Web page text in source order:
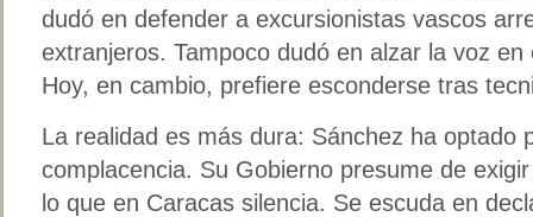
dudó en defender a excursionistas vascos
extranjeros. Tampoco dudó en alzar la voz
Hoy, en cambio, prefiere esconderse tras
La realidad es más dura: Sánchez ha optado
complacencia. Su Gobierno presume de
lo que en Caracas silencia. Se escuda en